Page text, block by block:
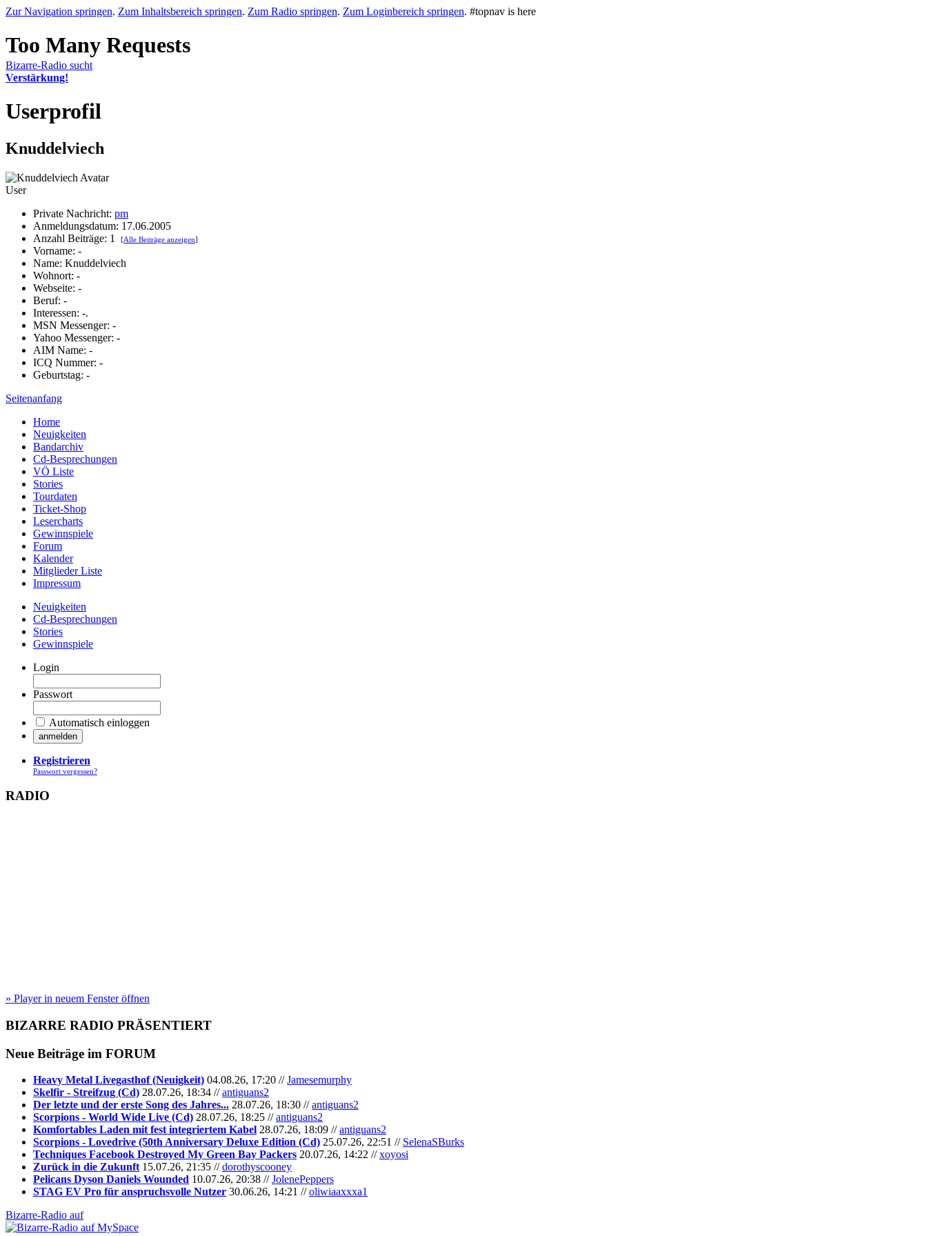
Zur Navigation springen. Zum Inhaltsbereich springen. Zum Radio springen. Zum Loginbereich springen. #topnav is here
Bizarre-Radio sucht
Verstärkung!
Userprofil
Knuddelviech
User
Private Nachricht: pm
Anmeldungsdatum: 17.06.2005
Anzahl Beiträge: 1
[Alle Beiträge anzeigen]
Vorname: -
Name: Knuddelviech
Wohnort: -
Webseite: -
Beruf: -
Interessen: -.
MSN Messenger: -
Yahoo Messenger: -
AIM Name: -
ICQ Nummer: -
Geburtstag: -
Seitenanfang
Home
Neuigkeiten
Bandarchiv
Cd-Besprechungen
VÖ Liste
Stories
Tourdaten
Ticket-Shop
Lesercharts
Gewinnspiele
Forum
Kalender
Mitglieder Liste
Impressum
Neuigkeiten
Cd-Besprechungen
Stories
Gewinnspiele
Login
Passwort
Automatisch einloggen
Registrieren
Passwort vergessen?
RADIO
» Player in neuem Fenster öffnen
BIZARRE RADIO PRÄSENTIERT
Neue Beiträge im FORUM
Heavy Metal Livegasthof (Neuigkeit) 04.08.26, 17:20 //Jamesemurphy
Skelfir - Streifzug (Cd) 28.07.26, 18:34 //antiguans2
Der letzte und der erste Song des Jahres... 28.07.26, 18:30 //antiguans2
Scorpions - World Wide Live (Cd) 28.07.26, 18:25 //antiguans2
Komfortables Laden mit fest integriertem Kabel 28.07.26, 18:09 //antiguans2
Scorpions - Lovedrive (50th Anniversary Deluxe Edition (Cd) 25.07.26, 22:51 // SelenaSBurks
Techniques Facebook Destroyed My Green Bay Packers 20.07.26, 14:22 //xoyosi
Zurück in die Zukunft 15.07.26, 21:35 //dorothyscooney
Pelicans Dyson Daniels Wounded 10.07.26, 20:38 //JolenePeppers
STAG EV Pro für anspruchsvolle Nutzer 30.06.26, 14:21 //oliwiaaxxxa1
Bizarre-Radio auf